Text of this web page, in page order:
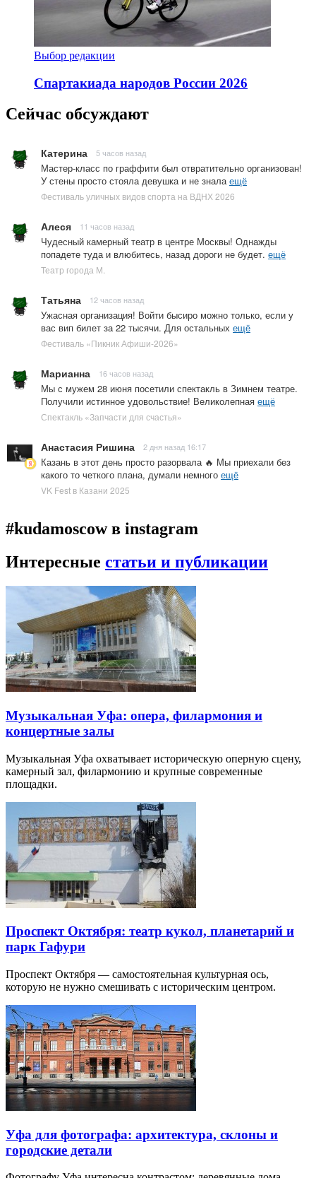
Выбор редакции
Спартакиада народов России 2026
Сейчас обсуждают
Катерина 5 часов назад
Мастер-класс по граффити был отвратительно организован!
У стены просто стояла девушка и не зналаещё
Фестиваль уличных видов спорта на ВДНХ 2026
Алеся 11 часов назад
Чудесный камерный театр в центре Москвы! Однажды
попадете туда и влюбитесь, назад дороги не будет. ещё
Театр города М.
Татьяна 12 часов назад
Ужасная организация! Войти бысиро можно только, если у
вас вип билет за 22 тысячи. Для остальных ещё
Фестиваль «Пикник Афиши-2026»
Марианна 16 часов назад
Мы с мужем 28 июня посетили спектакль в Зимнем театре.
Получили истинное удовольствие! Великолепная ещё
Спектакль «Запчасти для счастья»
Анастасия Ришина 2 дня назад 16:17
Казань в этот день просто разорвала 🔥 Мы приехали без
какого то четкого плана, думали немного ещё
VK Fest в Казани 2025
#kudamoscow в instagram
Интересные статьи и публикации
Музыкальная Уфа: опера, филармония и
концертные залы
Музыкальная Уфа охватывает историческую оперную сцену,
камерный зал, филармонию и крупные современные
площадки.
Проспект Октября: театр кукол, планетарий и
парк Гафури
Проспект Октября — самостоятельная культурная ось,
которую не нужно смешивать с историческим центром.
Уфа для фотографа: архитектура, склоны и
городские детали